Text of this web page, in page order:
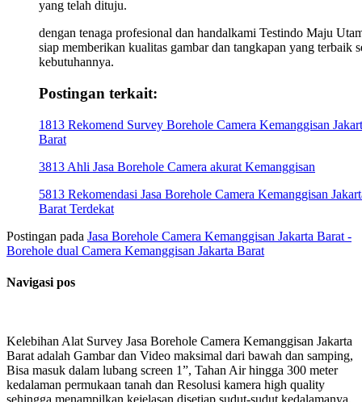
yang telah dituju.
dengan tenaga profesional dan handalkami Testindo Maju
siap memberikan kualitas gambar dan tangkapan yang terbaik
kebutuhannya.
Postingan terkait:
1813 Rekomend Survey Borehole Camera Kemanggisan
Barat
3813 Ahli Jasa Borehole Camera akurat Kemanggisan
5813 Rekomendasi Jasa Borehole Camera Kemanggisan
Barat Terdekat
Postingan pada Jasa Borehole Camera Kemanggisan Jakarta Barat -
Borehole dual Camera Kemanggisan Jakarta Barat
Navigasi pos
Kelebihan Alat Survey Jasa Borehole Camera Kemanggisan Jakarta
Barat adalah Gambar dan Video maksimal dari bawah dan samping,
Bisa masuk dalam lubang screen 1”, Tahan Air hingga 300 meter
kedalaman permukaan tanah dan Resolusi kamera high quality